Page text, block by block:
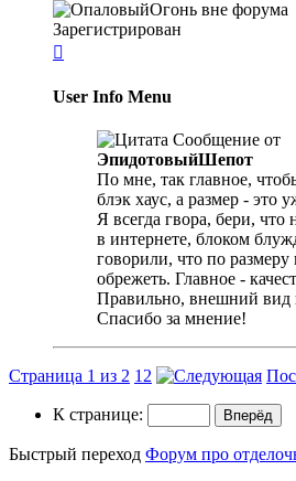
Зарегистрирован

User Info Menu
Сообщение от
ЭпидотовыйШепот
По мне, так главное,
блэк хаус, а размер - это
Я всегда гвора, бери, что
в интернете, блоком
говорили, что по
обрежеть. Главное -
Правильно, внешний вид
Спасибо за мнение!
Страница 1 из 2 1 2
К странице:
Быстрый переход Форум про